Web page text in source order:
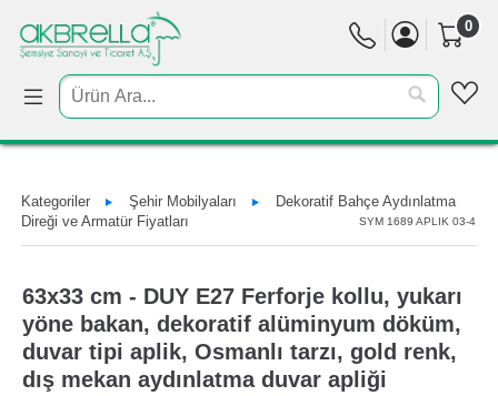
0
Kategoriler Şehir Mobilyaları
Dekoratif Bahçe Aydınlatma
Direği ve Armatür Fiyatları
SYM 1689 APLIK 03-4
63x33 cm - DUY E27 Ferforje kollu, yukarı
yöne bakan, dekoratif alüminyum döküm,
duvar tipi aplik, Osmanlı tarzı, gold renk,
dış mekan aydınlatma duvar apliği